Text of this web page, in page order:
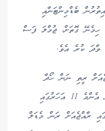
ބެޑްމިންޓަނާއި
ގޮތަށް، ޖުމްލަ ފަސް
ވާދަ ކުރެ އެވެ.
ރީތި ނަން ހޯދާ
ދީފައެވެ. އެގޮތުން ދީމާގެ އުމުރުން އެންމެ 11 އަހަރުގައި
ރާއްޖެއަށް ރަން މެޑަލް